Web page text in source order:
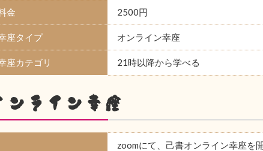
金 2500円
座タイプ オンライン幸座
座カテゴリ 21時以降から学べる
ンライン幸座
zoomにて、己書オンライン幸座を